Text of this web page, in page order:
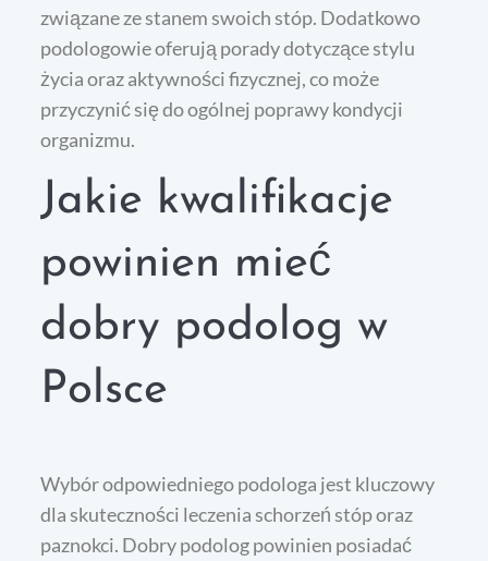
związane ze stanem swoich stóp. Dodatkowo
podologowie oferują porady dotyczące stylu
życia oraz aktywności fizycznej, co może
przyczynić się do ogólnej poprawy kondycji
organizmu.
Jakie kwalifikacje
powinien mieć
dobry podolog w
Polsce
Wybór odpowiedniego podologa jest kluczowy
dla skuteczności leczenia schorzeń stóp oraz
paznokci. Dobry podolog powinien posiadać